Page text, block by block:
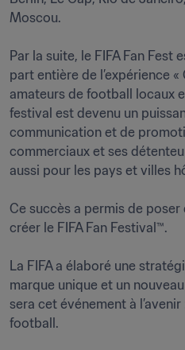
Moscou.
Par la suite, le FIFA Fan Fest
part entière de l’expérience
amateurs de football locaux
festival est devenu un
communication et de
commerciaux et ses
aussi pour les pays et villes
Ce succès a permis de
créer le FIFA Fan Festival™.
La FIFA a élaboré une
marque unique et un
sera cet événement à
football.